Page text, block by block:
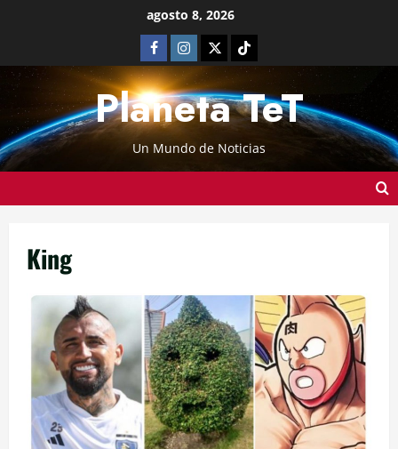
agosto 8, 2026
Planeta TeT
Un Mundo de Noticias
King